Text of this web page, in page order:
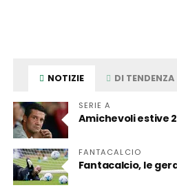
NOTIZIE DI TENDENZA
SERIE A
Amichevoli estive
FANTACALCIO
Fantacalcio, le